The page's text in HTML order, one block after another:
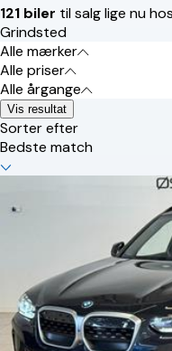
121 biler til salg lige nu
Grindsted
Alle mærker
Alle priser
Alle årgange
Vis resultat
Sorter efter
Bedste match